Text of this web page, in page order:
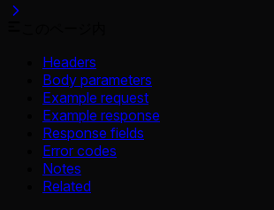
Headers
Body parameters
Example request
Example response
Response fields
Error codes
Notes
Related